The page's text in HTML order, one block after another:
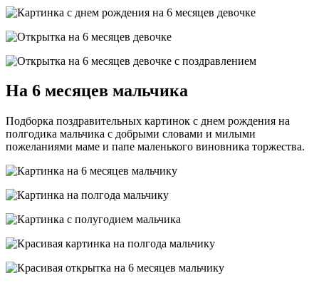
На 6 месяцев мальчика
Подборка поздравительных картинок с днем рождения на
полгодика мальчика с добрыми словами и милыми
пожеланиями маме и папе маленького виновника торжества.